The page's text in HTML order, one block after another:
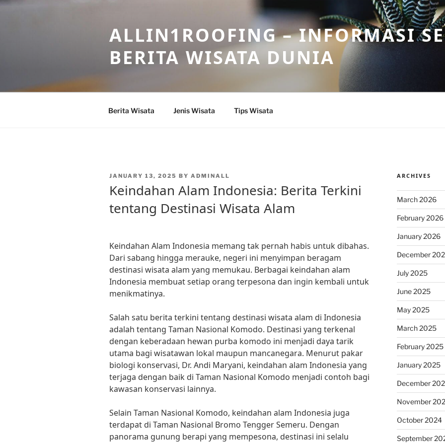
Skip
ALLIN1ROOFING – INFORMASI
BERITA WISATA DUNIA
Berita Wisata Jenis Wisata Tips Wisata
POSTED
JANUARY 13, 2025 BY ADMINALL
Keindahan Alam Indonesia: Berita Terkini
tentang Destinasi Wisata Alam
Keindahan Alam Indonesia memang tak pernah habis untuk dibahas.
Dari sabang hingga merauke, negeri ini menyimpan beragam
destinasi wisata alam yang memukau. Berbagai keindahan alam
Indonesia membuat setiap orang terpesona dan ingin kembali untuk
menikmatinya.
Salah satu berita terkini tentang destinasi wisata alam di Indonesia
adalah tentang Taman Nasional Komodo. Destinasi yang terkenal
dengan keberadaan hewan purba komodo ini menjadi daya tarik
utama bagi wisatawan lokal maupun mancanegara. Menurut pakar
biologi konservasi, Dr. Andi Maryani, keindahan alam Indonesia yang
terjaga dengan baik di Taman Nasional Komodo menjadi contoh bagi
kawasan konservasi lainnya.
Selain Taman Nasional Komodo, keindahan alam Indonesia juga
terdapat di Taman Nasional Bromo Tengger Semeru. Dengan
panorama gunung berapi yang mempesona, destinasi ini selalu
ARCHIVES
March 2026
February 2026
January 2026
December
July 2025
June 2025
May 2025
March 2025
February 2025
January 2025
December
November
October 2024
September